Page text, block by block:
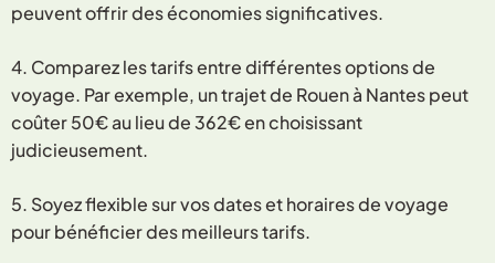
peuvent offrir des économies significatives.
4. Comparez les tarifs entre différentes options de
voyage. Par exemple, un trajet de Rouen à Nantes peut
coûter 50€ au lieu de 362€ en choisissant
judicieusement.
5. Soyez flexible sur vos dates et horaires de voyage
pour bénéficier des meilleurs tarifs.